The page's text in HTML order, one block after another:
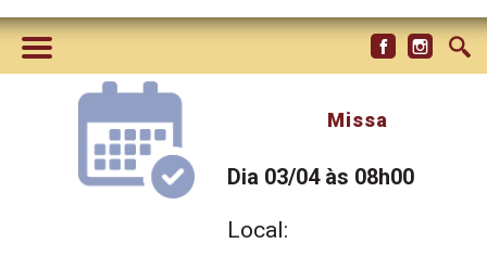
Missa
Dia 03/04 às 08h00
Local: